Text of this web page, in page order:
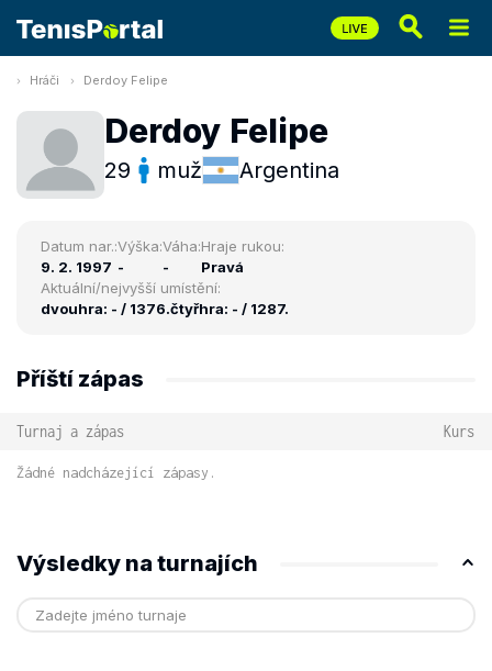
Hráči Derdoy Felipe
Derdoy Felipe
29 muž Argentina
Datum nar.:
9. 2. 1997
Výška:
-
Váha:
-
Hraje rukou:
Pravá
Aktuální/nejvyšší umístění:
dvouhra: - / 1376.čtyřhra: - / 1287.
Příští zápas
Turnaj a zápas Kurs
Žádné nadcházející zápasy.
Výsledky na turnajích